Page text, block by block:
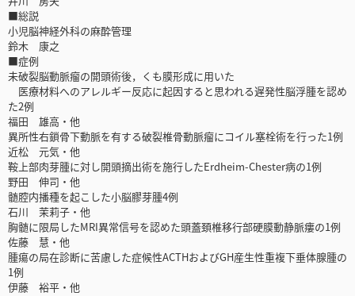
■総説
小児脳神経外科の麻酔管理
鈴木 康之
■症例
未破裂脳動脈瘤の開頭術後，くも膜形成に用いた
医療材料へのアレルギー反応に起因すると思われる遅発性脳浮腫を認め
た2例
福田 雄高・他
異所性右鎖骨下動脈を有する破裂椎骨動脈瘤にコイル塞栓術を行った1例
近松 元気・他
鞍上部肉芽腫に対し開頭摘出術を施行したErdheim-Chester病の1例
野田 伸司・他
髄腔内播種を起こした小脳膠芽腫4例
石川 茉莉子・他
胸髄に限局したMRI異常信号を認めた頭蓋頚椎移行部硬膜動静脈瘻の1例
佐藤 慧・他
腫瘍の局在診断に苦慮した症候性ACTHおよびGH産生性重複下垂体腺腫の
1例
伊藤 裕平・他